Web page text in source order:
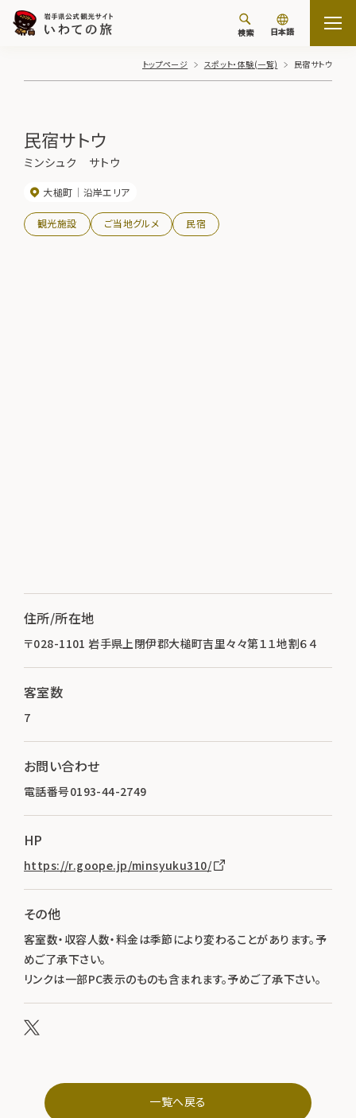
検索 日本語
トップページ スポット・体験(一覧) 民宿サトウ
民宿サトウ
ミンシュク サトウ
大槌町 沿岸エリア
観光施設 ご当地グルメ 民宿
住所/所在地
〒028-1101 岩手県上閉伊郡大槌町吉里々々第１１地割６４
客室数
7
お問い合わせ
電話番号0193-44-2749
HP
https://r.goope.jp/minsyuku310/
その他
客室数・収容人数・料金は季節により変わることがあります。予
めご了承下さい。
リンクは一部PC表示のものも含まれます。予めご了承下さい。
一覧へ戻る